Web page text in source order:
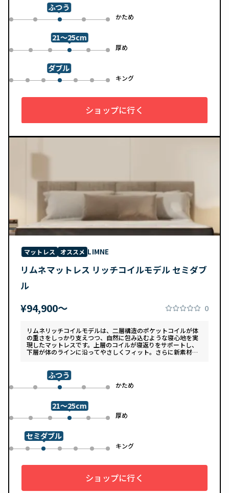
ンで、カバーは自宅で洗濯可能。清潔さと快適さの両方を追求
した一枚です。
0 1 2
ふつう
3 かため
4
0 1 2 3
21～25cm
4 厚め
5
0 1 2 3
ダブル
4 5 キング
6
ショップに行く
マットレス オススメ LIMNE
リムネマットレス リッチコイルモデル セミダブ
ル
¥94,900〜 0
リムネリッチコイルモデルは、二層構造のポケットコイルが体
の重さをしっかり支えつつ、自然に包み込むような寝心地を実
現したマットレスです。上層のコイルが寝返りをサポートし、
下層が体のラインに沿ってやさしくフィット。さらに新素材
ンで、カバーは自宅で洗濯可能。清潔さと快適さの両方を追求
した一枚です。
0 1 2
ふつう
3 かため
4
0 1 2 3
21～25cm
4 厚め
5
0 1 2
セミダブル
3 4 5 キング
6
ショップに行く